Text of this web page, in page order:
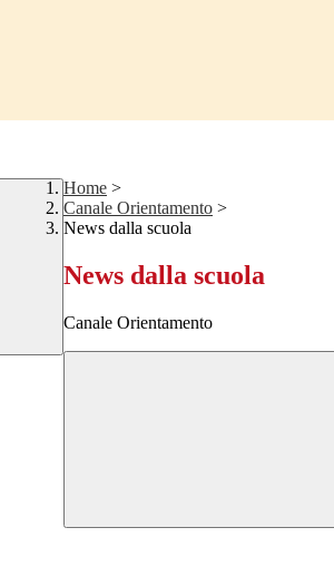
Home >
Canale Orientamento >
News dalla scuola
News dalla scuola
Canale Orientamento